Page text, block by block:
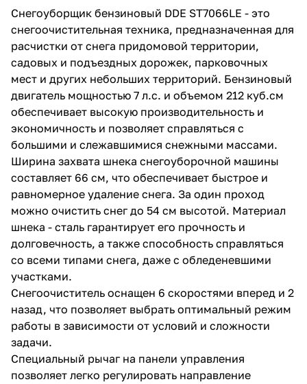
Снегоуборщик бензиновый DDE ST7066LE - это
снегоочистительная техника, предназначенная для
расчистки от снега придомовой территории,
садовых и подъездных дорожек, парковочных
мест и других небольших территорий. Бензиновый
двигатель мощностью 7 л.с. и объемом 212 куб.см
обеспечивает высокую производительность и
экономичность и позволяет справляться с
большими и слежавшимися снежными массами.
Ширина захвата шнека снегоуборочной машины
составляет 66 см, что обеспечивает быстрое и
равномерное удаление снега. За один проход
можно очистить снег до 54 см высотой. Материал
шнека - сталь гарантирует его прочность и
долговечность, а также способность справляться
со всеми типами снега, даже с обледеневшими
участками.
Снегоочиститель оснащен 6 скоростями вперед и 2
назад, что позволяет выбрать оптимальный режим
работы в зависимости от условий и сложности
задачи.
Специальный рычаг на панели управления
позволяет легко регулировать направление
раз в 2
недели
раз в 2 недели